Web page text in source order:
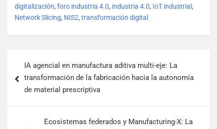
digitalización, foro industria 4.0, industria 4.0, IoT industrial ,
Network Slicing, NIS2, transformación digital
IA agencial en manufactura aditiva multi-eje: La
transformación de la fabricación hacia la autonomía
de material prescriptiva
Ecosistemas federados y Manufacturing-X: La